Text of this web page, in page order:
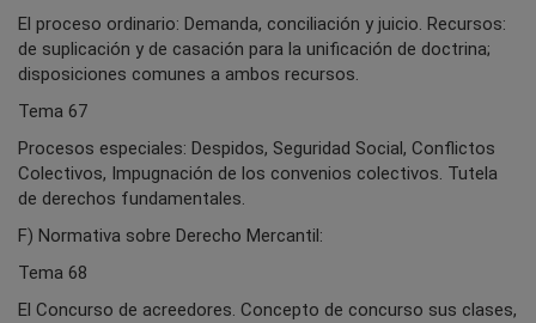
El proceso ordinario: Demanda, conciliación y juicio. Recursos:
de suplicación y de casación para la unificación de doctrina;
disposiciones comunes a ambos recursos.
Tema 67
Procesos especiales: Despidos, Seguridad Social, Conflictos
Colectivos, Impugnación de los convenios colectivos. Tutela
de derechos fundamentales.
F) Normativa sobre Derecho Mercantil:
Tema 68
El Concurso de acreedores. Concepto de concurso sus clases,